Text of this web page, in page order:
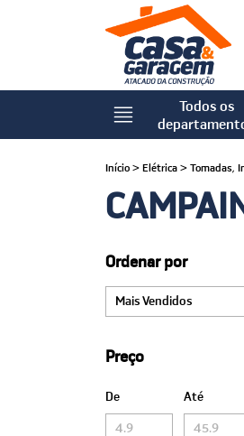
Todos os
Início > Elétrica > Tomadas,
Ordenar por
Preço
De Até